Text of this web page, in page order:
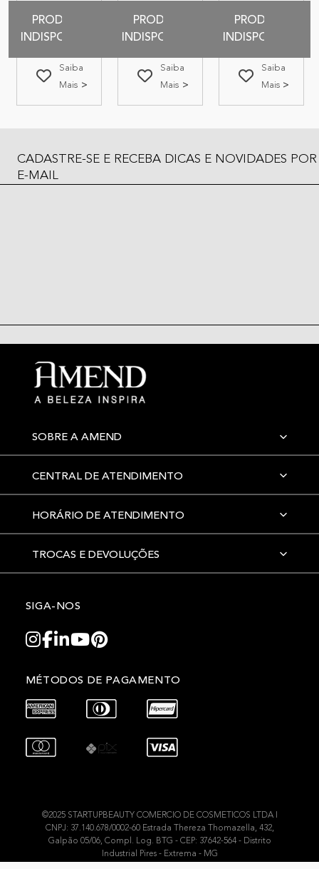
INDISPONIVEL
Saiba
Mais
INDISPONIVEL
Saiba
Mais
INDISPONIVEL
Saiba
Mais
CADASTRE-SE E RECEBA DICAS E NOVIDADES POR
E-MAIL
SOBRE A AMEND
CENTRAL DE ATENDIMENTO
HORÁRIO DE ATENDIMENTO
TROCAS E DEVOLUÇÕES
SIGA-NOS
MÉTODOS DE PAGAMENTO
©2025 STARTUPBEAUTY COMERCIO DE COSMETICOS LTDA I
CNPJ: 37.140.678/0002-60 Estrada Thereza Thomazella, 432,
Galpão 05/06, Compl. Log. BTG - CEP: 37642-564 - Distrito
Industrial Pires - Extrema - MG